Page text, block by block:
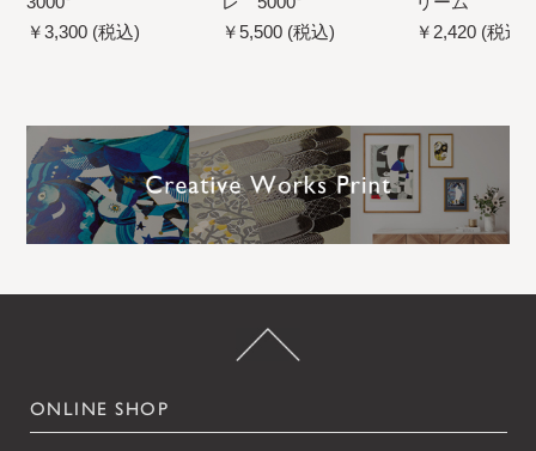
￥3,300 (税込)
￥5,500 (税込)
￥2,420 (税込)
ONLINE SHOP